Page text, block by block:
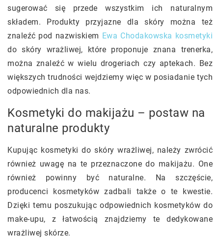
sugerować się przede wszystkim ich naturalnym
składem. Produkty przyjazne dla skóry można też
znaleźć pod nazwiskiem Ewa Chodakowska kosmetyki
do skóry wrażliwej, które proponuje znana trenerka,
można znaleźć w wielu drogeriach czy aptekach. Bez
większych trudności wejdziemy więc w posiadanie tych
odpowiednich dla nas.
Kosmetyki do makijażu – postaw na
naturalne produkty
Kupując kosmetyki do skóry wrażliwej, należy zwrócić
również uwagę na te przeznaczone do makijażu. One
również powinny być naturalne. Na szczęście,
producenci kosmetyków zadbali także o te kwestie.
Dzięki temu poszukując odpowiednich kosmetyków do
make-upu, z łatwością znajdziemy te dedykowane
wrażliwej skórze.